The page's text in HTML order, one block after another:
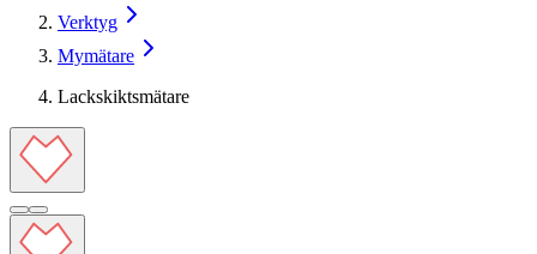
Verktyg
Mymätare
Lackskiktsmätare